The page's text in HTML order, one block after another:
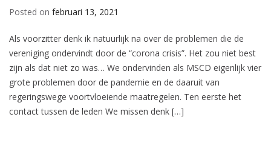
Posted on februari 13, 2021
Als voorzitter denk ik natuurlijk na over de problemen die de
vereniging ondervindt door de “corona crisis”. Het zou niet best
zijn als dat niet zo was… We ondervinden als MSCD eigenlijk vier
grote problemen door de pandemie en de daaruit van
regeringswege voortvloeiende maatregelen. Ten eerste het
contact tussen de leden We missen denk […]